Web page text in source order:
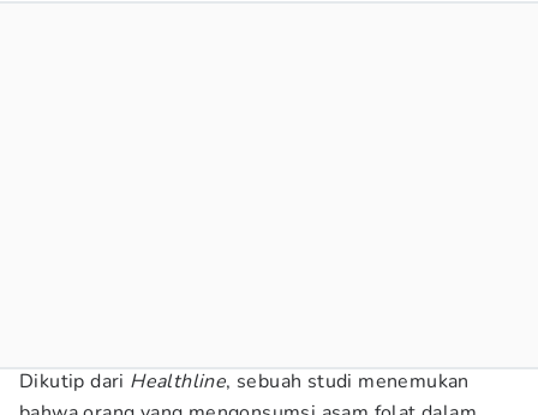
Dikutip dari Healthline, sebuah studi menemukan